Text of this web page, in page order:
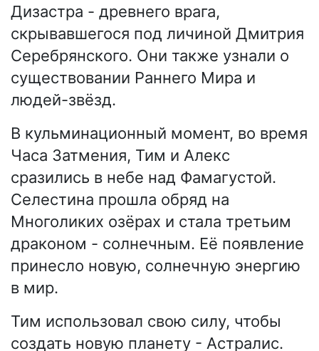
Дизастра - древнего врага,
скрывавшегося под личиной Дмитрия
Серебрянского. Они также узнали о
существовании Раннего Мира и
людей-звёзд.
В кульминационный момент, во время
Часа Затмения, Тим и Алекс
сразились в небе над Фамагустой.
Селестина прошла обряд на
Многоликих озёрах и стала третьим
драконом - солнечным. Её появление
принесло новую, солнечную энергию
в мир.
Тим использовал свою силу, чтобы
создать новую планету - Астралис.